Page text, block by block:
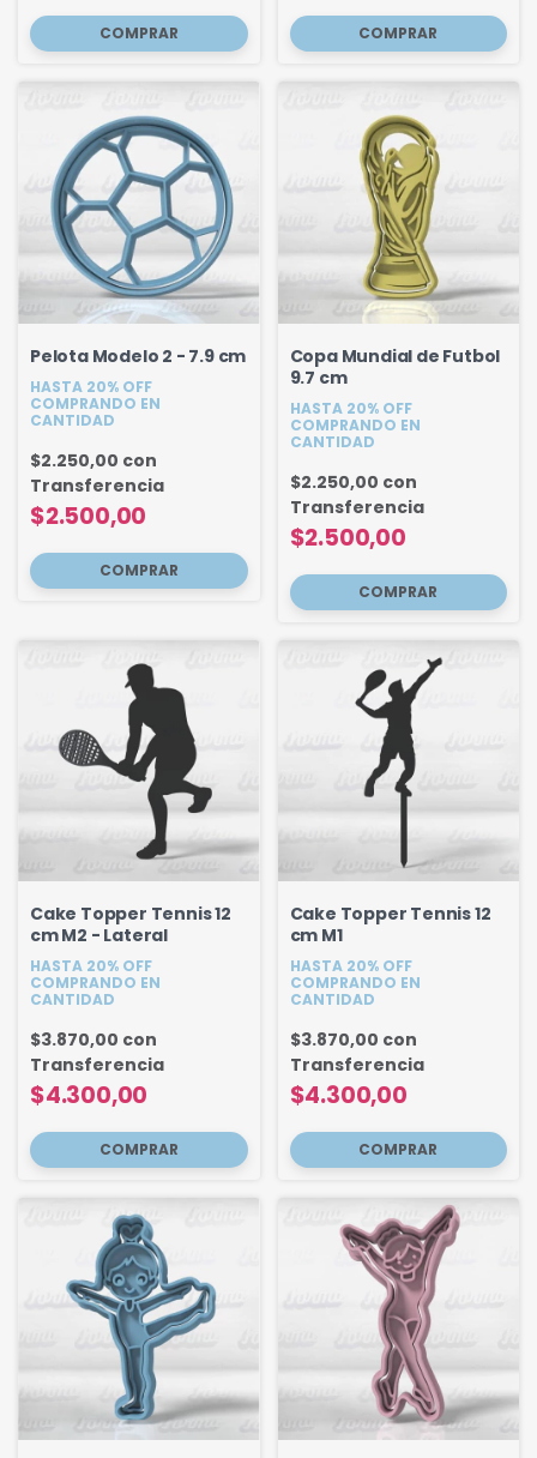
Pelota Modelo 2 - 7.9 cm
HASTA 20% OFF
COMPRANDO EN
CANTIDAD
$2.500,00
$2.250,00 con
Transferencia
Copa Mundial de Futbol
9.7 cm
HASTA 20% OFF
COMPRANDO EN
CANTIDAD
$2.500,00
$2.250,00 con
Transferencia
Cake Topper Tennis 12
cm M2 - Lateral
HASTA 20% OFF
COMPRANDO EN
CANTIDAD
$4.300,00
$3.870,00 con
Transferencia
Cake Topper Tennis 12
cm M1
HASTA 20% OFF
COMPRANDO EN
CANTIDAD
$4.300,00
$3.870,00 con
Transferencia